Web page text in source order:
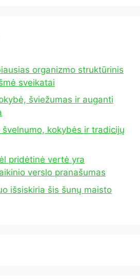
organizmo struktūrinis
sveikatai
šviežumas ir auganti
švelnumo, kokybės ir tradicijų
pridėtinė vertė yra
verslo pranašumas
išsiskiria šis šunų maisto